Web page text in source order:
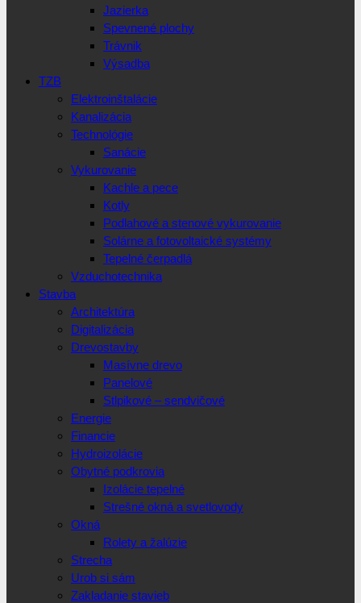
Jazierka
Spevnené plochy
Trávnik
Výsadba
TZB
Elektroinštalácie
Kanalizácia
Technológie
Sanácie
Vykurovanie
Kachle a pece
Kotly
Podlahové a stenové vykurovanie
Solárne a fotovoltaické systémy
Tepelné čerpadlá
Vzduchotechnika
Stavba
Architektúra
Digitalizácia
Drevostavby
Masívne drevo
Panelové
Stlpikové – sendvičové
Energie
Financie
Hydroizolácie
Obytné podkrovia
Izolácie tepelné
Strešné okná a svetlovody
Okná
Rolety a žalúzie
Strecha
Urob si sám
Zakladanie stavieb